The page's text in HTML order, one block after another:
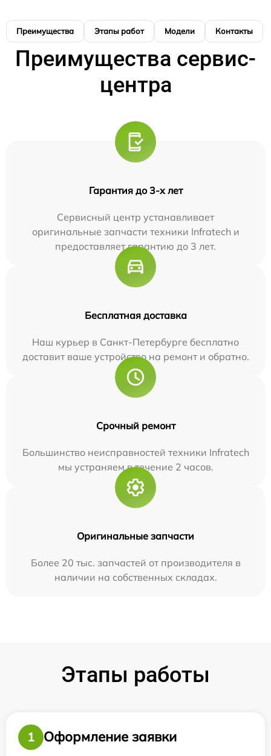
Преимущества Этапы работ Модели Контакты
Преимущества сервис-
центра
Гарантия до 3-х лет
Сервисный центр устанавливает
оригинальные запчасти техники Infratech и
предоставляет гарантию до 3 лет.
Бесплатная доставка
Наш курьер в Санкт-Петербурге бесплатно
доставит ваше устройство на ремонт и обратно.
Срочный ремонт
Большинство неисправностей техники Infratech
мы устраняем в течение 2 часов.
Оригинальные запчасти
Более 20 тыс. запчастей от производителя в
наличии на собственных складах.
Этапы работы
1 Оформление заявки